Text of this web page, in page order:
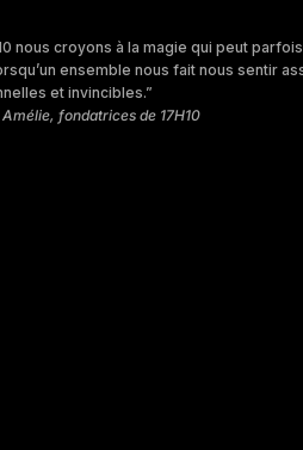
nous croyons à la magie qui peut
ensemble nous fait nous sentir
et invincibles.”
fondatrices de 17H10